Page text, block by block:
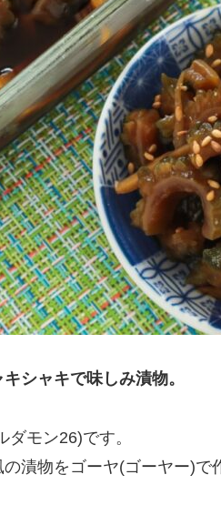
シャキで味しみ漬物。
モン26)です。
漬物をゴーヤ(ゴーヤー)で